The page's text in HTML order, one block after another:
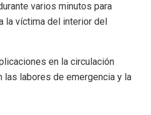
varios minutos para
la víctima del interior del
en la circulación
las labores de emergencia y la